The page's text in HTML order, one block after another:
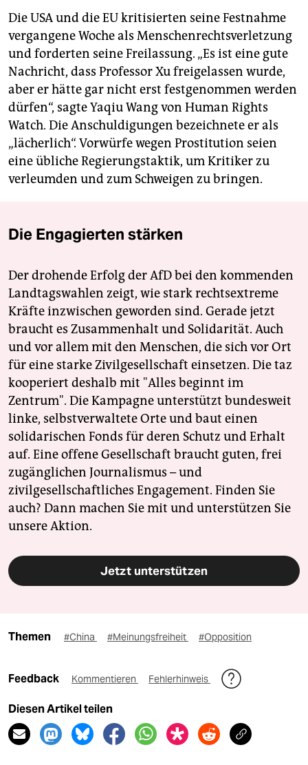
Die USA und die EU kritisierten seine Festnahme
vergangene Woche als Menschenrechtsverletzung
und forderten seine Freilassung. „Es ist eine gute
Nachricht, dass Professor Xu freigelassen wurde,
aber er hätte gar nicht erst festgenommen werden
dürfen“, sagte Yaqiu Wang von Human Rights
Watch. Die Anschuldigungen bezeichnete er als
„lächerlich“. Vorwürfe wegen Prostitution seien
eine übliche Regierungstaktik, um Kritiker zu
verleumden und zum Schweigen zu bringen.
Die Engagierten stärken
Der drohende Erfolg der AfD bei den kommenden
Landtagswahlen zeigt, wie stark rechtsextreme
Kräfte inzwischen geworden sind. Gerade jetzt
braucht es Zusammenhalt und Solidarität. Auch
und vor allem mit den Menschen, die sich vor Ort
für eine starke Zivilgesellschaft einsetzen. Die taz
kooperiert deshalb mit "Alles beginnt im
Zentrum". Die Kampagne unterstützt bundesweit
linke, selbstverwaltete Orte und baut einen
solidarischen Fonds für deren Schutz und Erhalt
auf. Eine offene Gesellschaft braucht guten, frei
zugänglichen Journalismus – und
zivilgesellschaftliches Engagement. Finden Sie
auch? Dann machen Sie mit und unterstützen Sie
unsere Aktion.
Jetzt unterstützen
Themen #China #Meinungsfreiheit #Opposition
Feedback Kommentieren Fehlerhinweis
Diesen Artikel teilen